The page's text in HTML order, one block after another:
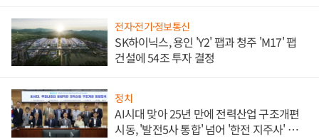
전자·전기·정보통신
SK하이닉스, 용인 'Y2' 팹과 청주 'M17' 팹
건설에 54조 투자 결정
정치
AI시대 맞아 25년 만에 전력산업 구조개편
시동, '발전5사 통합' 넘어 '한전 지주사' 재편